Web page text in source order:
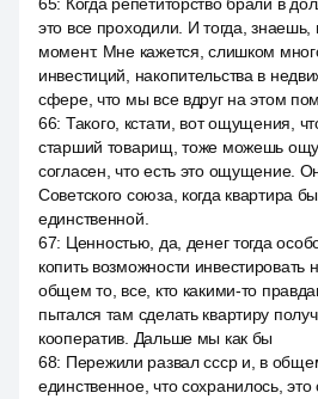
это все проходили. И тогда, знаешь,
момент. Мне кажется, слишком
инвестиций, накопительства в
сфере, что мы все вдруг на этом
66: Такого, кстати, вот ощущения,
старший товарищ, тоже можешь
согласен, что есть это ощущение.
Советского союза, когда квартира
единственной.
67: Ценностью, да, денег тогда
копить возможности инвестировать
общем то, все, кто какими-то
пытался там сделать квартиру
кооператив. Дальше мы как бы
68: Пережили развал ссср и, в
единственное, что сохранилось, это